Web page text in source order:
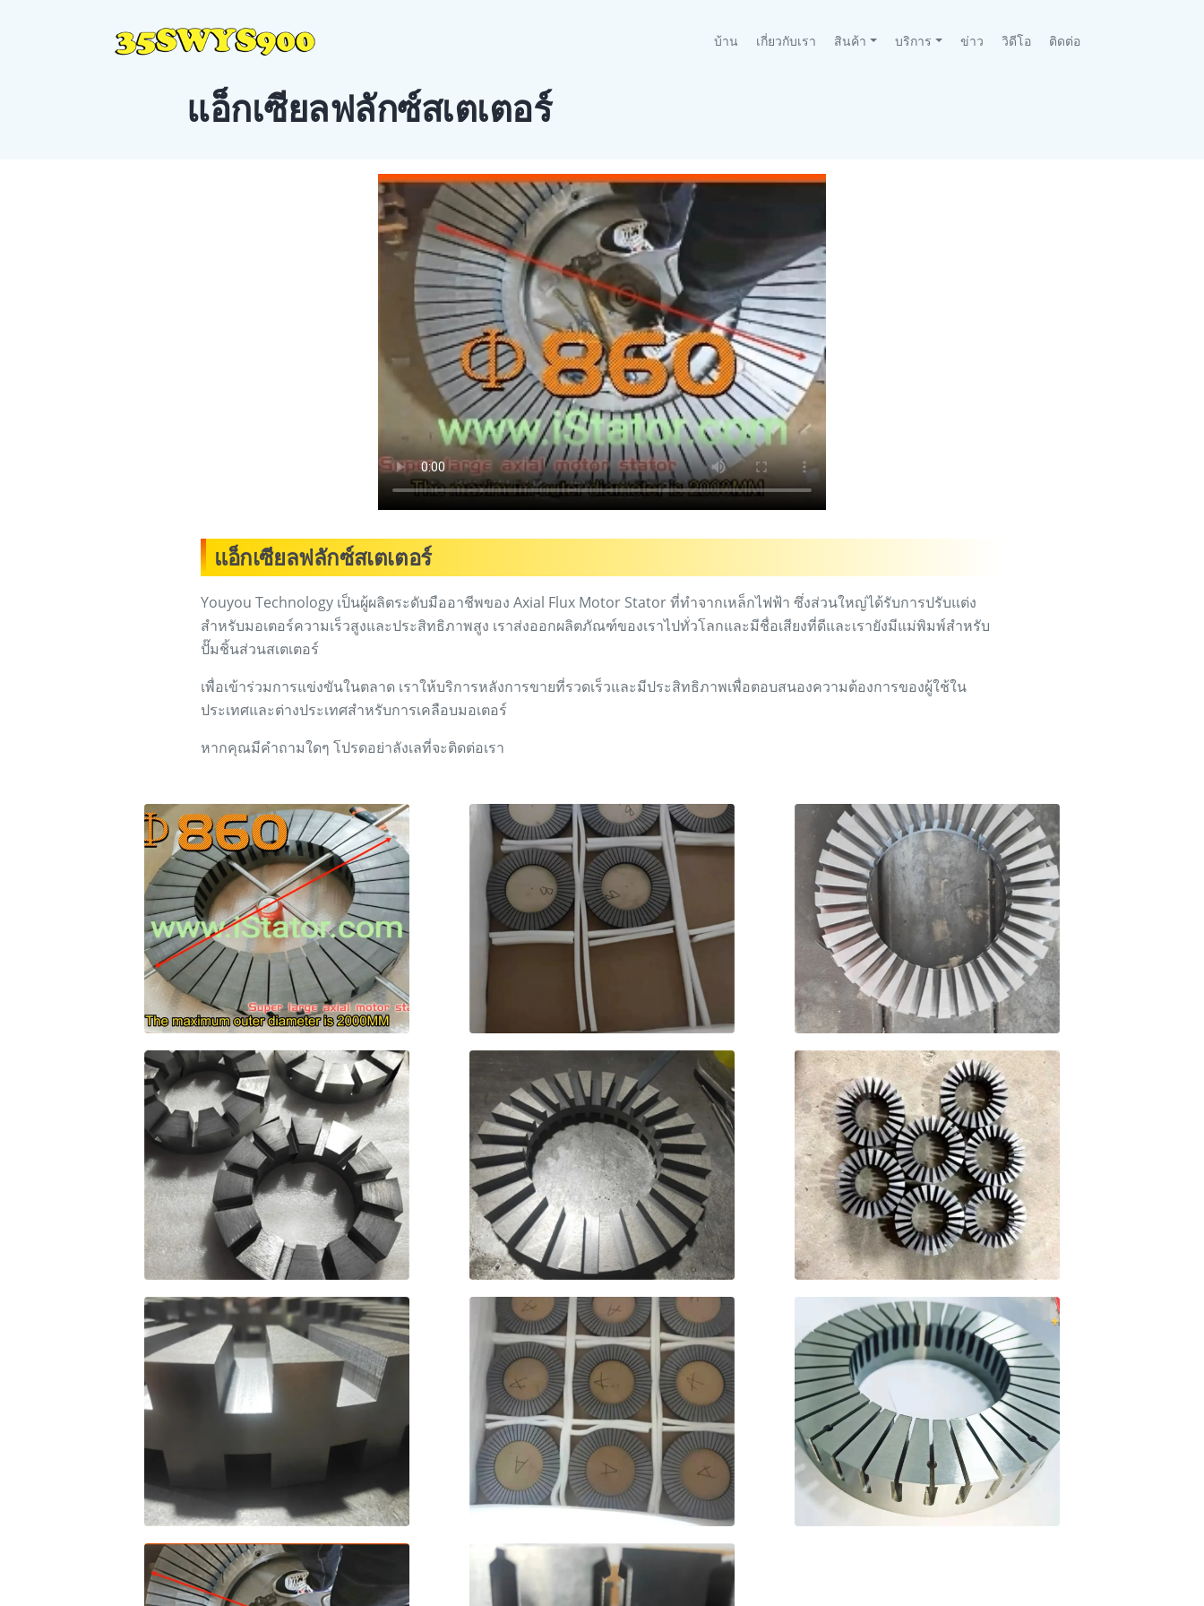
บ้าน (current)
เกี่ยวกับเรา สินค้า บริการ ข่าว วิดีโอ ติดต่อ
แอ็กเซียลฟลักซ์สเตเตอร์
แอ็กเซียลฟลักซ์สเตเตอร์
Youyou Technology เป็นผู้ผลิตระดับมืออาชีพของ Axial Flux Motor Stator ที่ทำจากเหล็กไฟฟ้า ซึ่งส่วนใหญ่ได้รับการปรับแต่ง
สำหรับมอเตอร์ความเร็วสูงและประสิทธิภาพสูง เราส่งออกผลิตภัณฑ์ของเราไปทั่วโลกและมีชื่อเสียงที่ดีและเรายังมีแม่พิมพ์สำหรับ
ปั๊มชิ้นส่วนสเตเตอร์
เพื่อเข้าร่วมการแข่งขันในตลาด เราให้บริการหลังการขายที่รวดเร็วและมีประสิทธิภาพเพื่อตอบสนองความต้องการของผู้ใช้ใน
ประเทศและต่างประเทศสำหรับการเคลือบมอเตอร์
หากคุณมีคำถามใดๆ โปรดอย่าลังเลที่จะติดต่อเรา